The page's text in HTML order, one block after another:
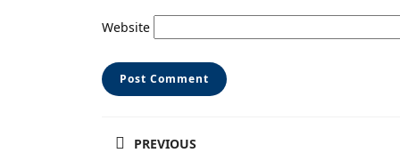
Website
PREVIOUS